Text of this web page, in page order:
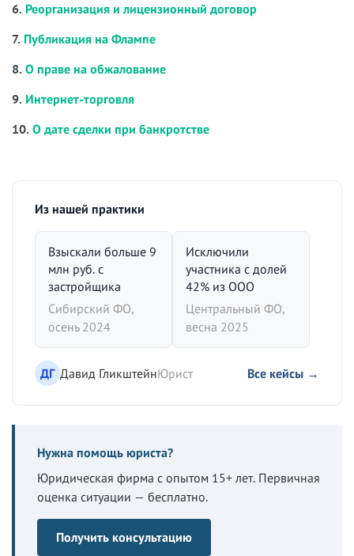
6. Реорганизация и лицензионный договор
7. Публикация на Флампе
8. О праве на обжалование
9. Интернет-торговля
10. О дате сделки при банкротстве
Из нашей практики
Взыскали больше 9
млн руб. с
застройщика
Сибирский ФО,
осень 2024
Исключили
участника с долей
42% из ООО
Центральный ФО,
весна 2025
ДГ Давид ГликштейнЮрист Все кейсы →
Нужна помощь юриста?
Юридическая фирма с опытом 15+ лет. Первичная
оценка ситуации — бесплатно.
Получить консультацию